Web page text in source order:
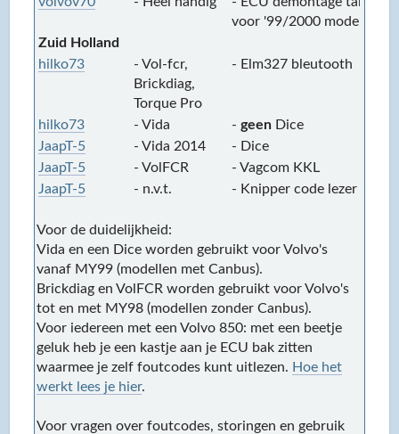
voor '99/2000 modellen
Zuid Holland
hilko73
- Vol-fcr,
Brickdiag,
Torque Pro
- Elm327 bleutooth
hilko73 - Vida -geen Dice
JaapT-5
- Vida 2014 - Dice
JaapT-5
- VolFCR - Vagcom KKL
JaapT-5
- n.v.t. - Knipper code lezer
Voor de duidelijkheid:
Vida en een Dice worden gebruikt voor Volvo's
vanaf MY99 (modellen met Canbus).
Brickdiag en VolFCR worden gebruikt voor Volvo's
tot en met MY98 (modellen zonder Canbus).
Voor iedereen met een Volvo 850: met een beetje
geluk heb je een kastje aan je ECU bak zitten
waarmee je zelf foutcodes kunt uitlezen. Hoe het
werkt lees je hier.
Voor vragen over foutcodes, storingen en gebruik